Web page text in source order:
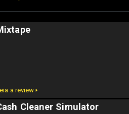
a review 🢒
Cleaner Simulator